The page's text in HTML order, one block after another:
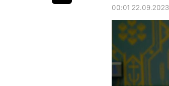
00:01 22.09.2023